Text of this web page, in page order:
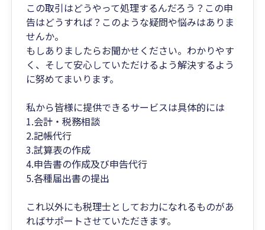
この取引はどうやって処理するんだろう？この申
告はどうすれば？このような疑問や悩みはありま
せんか。
もしありましたらお聞かせください。わかりやす
く、そして安心していただけるよう解決するよう
に努めてまいります。
私から皆様に提供できるサービスは具体的には
1.会計・税務相談
2.記帳代行
3.試算表の作成
4.申告書の作成及び申告代行
5.各種届出書の提出
これ以外にも税理士としてお力になれるものがあ
ればサポートさせていただきます。